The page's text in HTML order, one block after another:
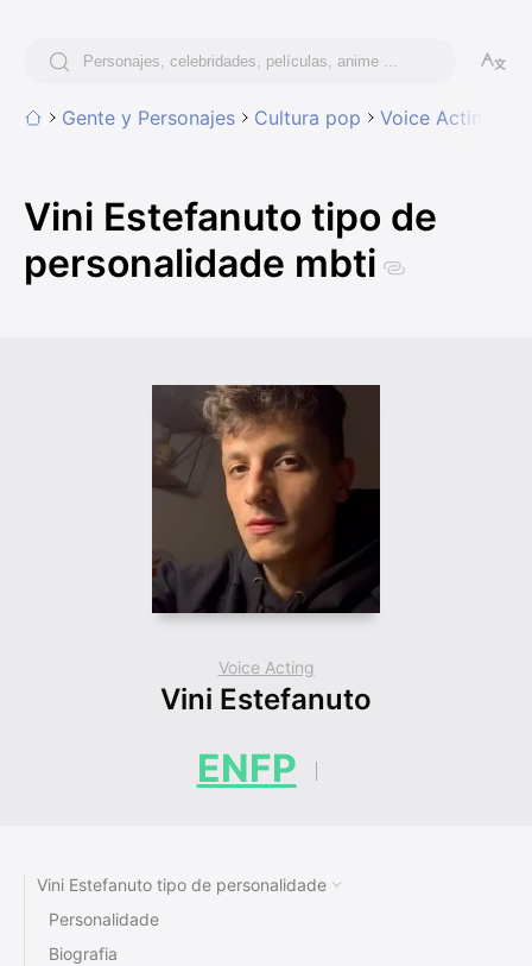
Gente y Personajes Cultura pop Voice Acting
Vini Estefanuto tipo de
personalidade mbti
Voice Acting
Vini Estefanuto
ENFP
Vini Estefanuto tipo de personalidade
Personalidade
Biografia